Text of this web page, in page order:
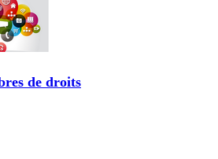
de droits